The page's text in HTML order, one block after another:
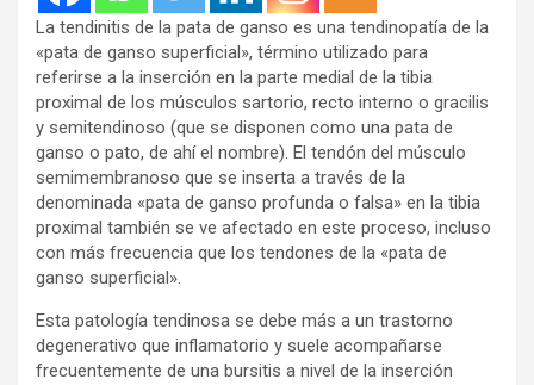
La tendinitis de la pata de ganso es una tendinopatía de la
«pata de ganso superficial», término utilizado para
referirse a la inserción en la parte medial de la tibia
proximal de los músculos sartorio, recto interno o gracilis
y semitendinoso (que se disponen como una pata de
ganso o pato, de ahí el nombre). El tendón del músculo
semimembranoso que se inserta a través de la
denominada «pata de ganso profunda o falsa» en la tibia
proximal también se ve afectado en este proceso, incluso
con más frecuencia que los tendones de la «pata de
ganso superficial».
Esta patología tendinosa se debe más a un trastorno
degenerativo que inflamatorio y suele acompañarse
frecuentemente de una bursitis a nivel de la inserción